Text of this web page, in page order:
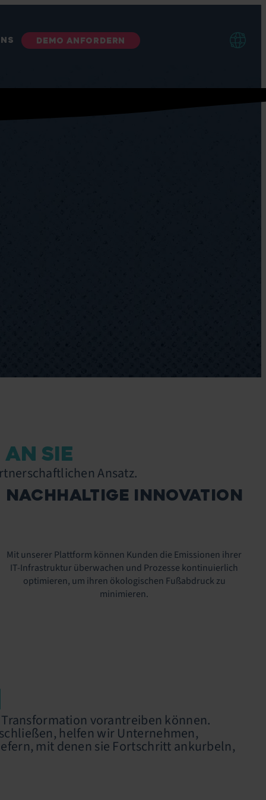
DEMO ANFORDERN
AN SIE
Ansatz.
NACHHALTIGE INNOVATION
Mit unserer Plattform können Kunden die Emissionen ihrer
IT-Infrastruktur überwachen und Prozesse kontinuierlich
optimieren, um ihren ökologischen Fußabdruck zu
minimieren.
Transformation vorantreiben können.
helfen wir Unternehmen,
mit denen sie Fortschritt ankurbeln,